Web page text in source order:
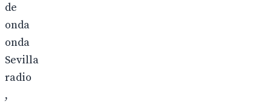
de
onda
onda
Sevilla
radio
,